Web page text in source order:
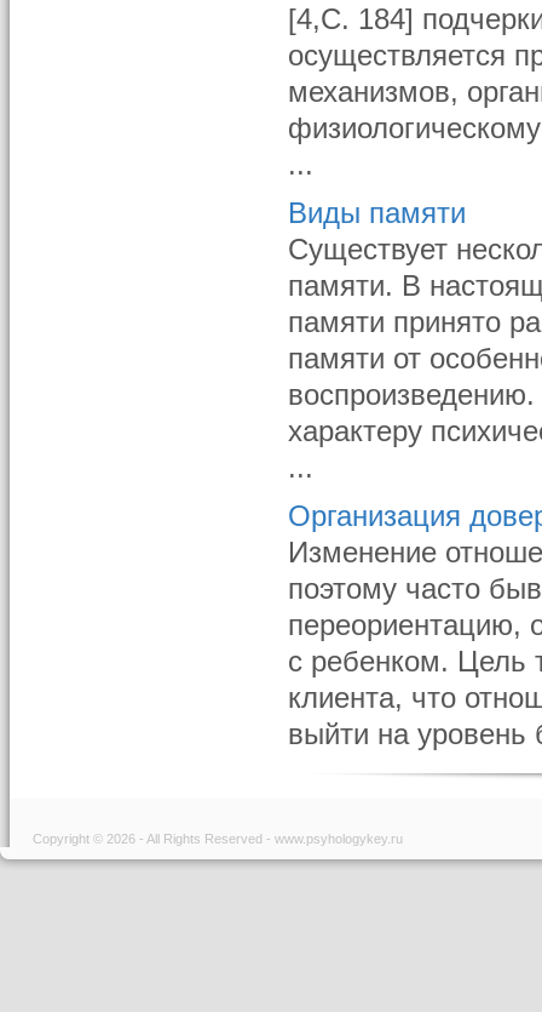
[4,С. 184]
осуществляется
механизмов,
...
Виды памяти
Существует
памяти. В
памяти принято
памяти от
характеру
...
Организация
Изменение
поэтому часто
переориентацию,
с ребенком. Цель
клиента, что
выйти на уровень
Copyright © 2026 - All Rights Reserved - www.psyhologykey.ru